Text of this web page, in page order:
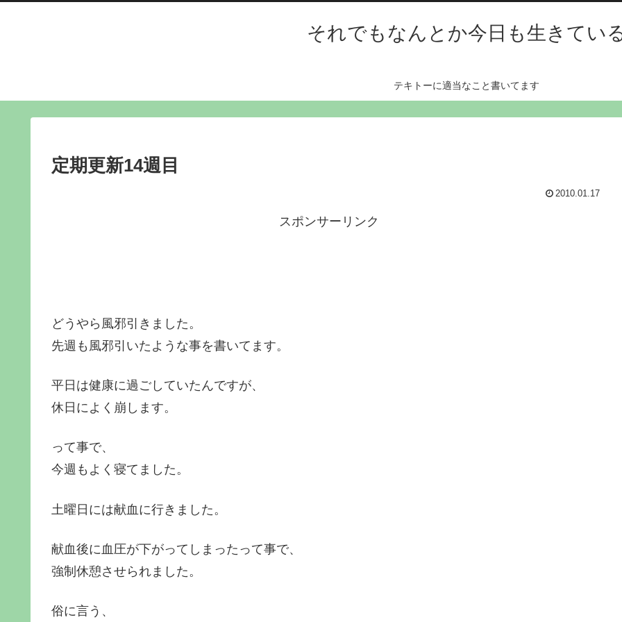
それでもなんとか今日も生きてい
テキトーに適当なこと書いてます
定期更新14週目
2010.01.17
スポンサーリンク
どうやら風邪引きました。
先週も風邪引いたような事を書いてます。
平日は健康に過ごしていたんですが、
休日によく崩します。
って事で、
今週もよく寝てました。
土曜日には献血に行きました。
献血後に血圧が下がってしまったって事で、
強制休憩させられました。
俗に言う、